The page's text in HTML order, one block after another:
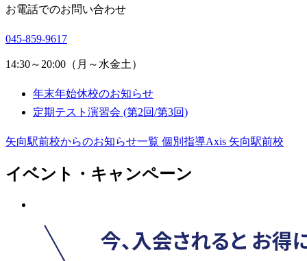
お電話でのお問い合わせ
045-859-9617
14:30～20:00（月～水金土）
年末年始休校のお知らせ
定期テスト演習会 (第2回/第3回)
矢向駅前校からのお知らせ一覧 個別指導Axis 矢向駅前校
イベント・キャンペーン